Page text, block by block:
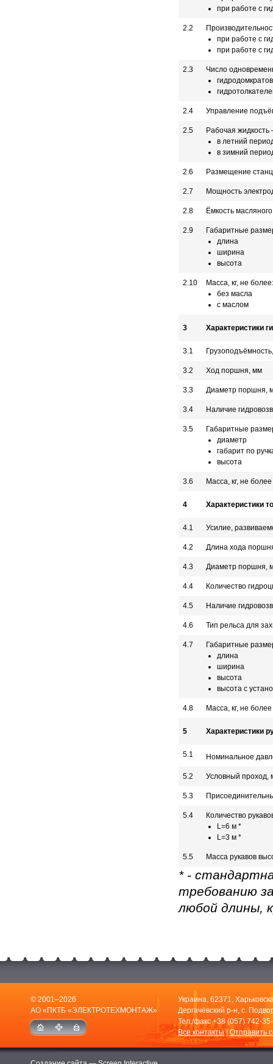
при работе с
2.2
при работе с
при работе с
2.3
Число
гидродомкратов
2.4 Управление
2.5
Рабочая
в летний
в зимний
2.6 Размещение
2.7 Мощность
2.8 Ёмкость
2.9
Габаритные
длина
ширина
высота
2.10
Масса, кг, не более:
без масла
с маслом
3 Характеристики
3.1
3.2 Ход поршня, мм
3.3 Диаметр поршня,
3.4 Наличие
3.5
Габаритные
диаметр
габарит по
высота
3.6 Масса, кг, не более
4 Характеристики
4.1 Усилие,
4.2 Длина хода
4.3 Диаметр поршня,
4.4 Количество
4.5 Наличие
4.6 Тип рельса для
4.7
Габаритные
длина
ширина
высота
высота с
4.8 Масса, кг, не более
5 Характеристики
5.1 Номинальное
5.2 Условный проход,
5.3
5.4
Количество
L=6 м *
L=3 м *
5.5 Масса рукавов
* -
требованию
любой длины,
© 2001–2026
АО «ПКТБ «ЭЛЕКТРОТЕХМОНТАЖ»
Украина, 62371,
Дергачёвский р-н, с.
Тел./факс+38 (057) 742-
Все контакты| Отправить